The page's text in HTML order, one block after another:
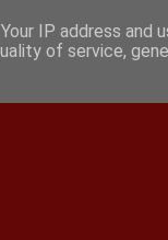
IP address and
of service,